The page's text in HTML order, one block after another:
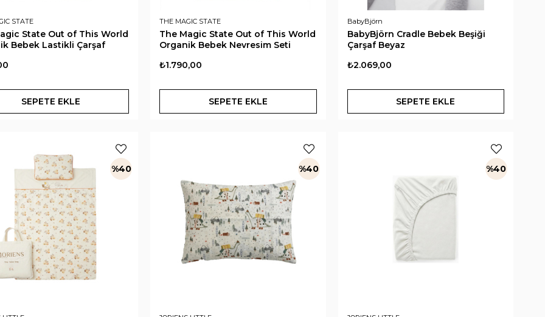
STATE
State Out of This World
Bebek Lastikli Çarşaf
SEPETE EKLE
THE MAGIC STATE
The Magic State Out of This World
Organik Bebek Nevresim Seti
₺1.790,00
SEPETE EKLE
BabyBjörn
BabyBjörn Cradle Bebek Beşiği
Çarşaf Beyaz
₺2.069,00
SEPETE EKLE
%40 %40 %40